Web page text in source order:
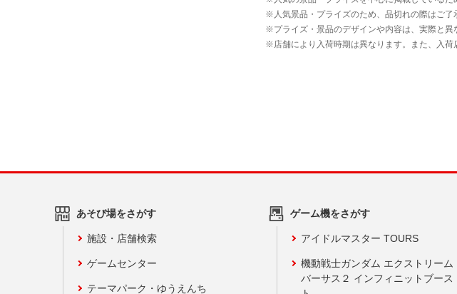
あそび場をさがす
施設・店舗検索
ゲームセンター
テーマパーク・ゆうえんち
ゲーム機をさがす
アイドルマスター TOURS
機動戦士ガンダム エクストリーム
バーサス２ インフィニットブース